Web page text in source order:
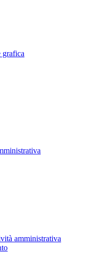
grafica
amministrativa